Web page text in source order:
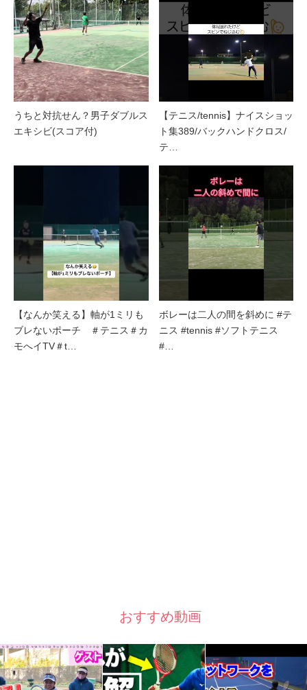
うちと対抗せん？男子ダブルス
エキシビ(スコア付)
【テニス/tennis】ナイスショッ
ト集389/バックハンドクロス/
テ…
【なんか笑える】軸が1ミリも
ブレないポーチ ＃テニス＃カ
モへイTV＃t…
ボレーは二人の間を斜めに #テ
ニス #tennis #ソフトテニス
#…
おすすめ動画